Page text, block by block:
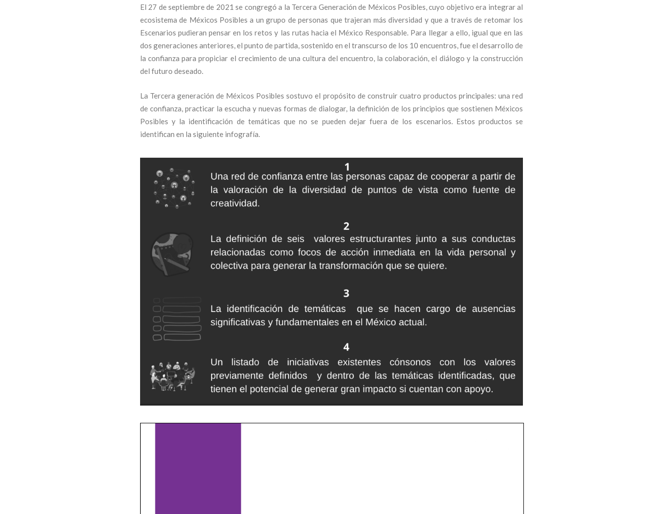
El 27 de septiembre de 2021 se congregó a la Tercera Generación de Méxicos Posibles, cuyo objetivo era integrar al
ecosistema de Méxicos Posibles a un grupo de personas que trajeran más diversidad y que a través de retomar los
Escenarios pudieran pensar en los retos y las rutas hacia el México Responsable. Para llegar a ello, igual que en las
dos generaciones anteriores, el punto de partida, sostenido en el transcurso de los 10 encuentros, fue el desarrollo de
la confianza para propiciar el crecimiento de una cultura del encuentro, la colaboración, el diálogo y la construcción
del futuro deseado.
La Tercera generación de Méxicos Posibles sostuvo el propósito de construir cuatro productos principales: una red
de confianza, practicar la escucha y nuevas formas de dialogar, la definición de los principios que sostienen Méxicos
Posibles y la identificación de temáticas que no se pueden dejar fuera de los escenarios. Estos productos se
identifican en la siguiente infografía.